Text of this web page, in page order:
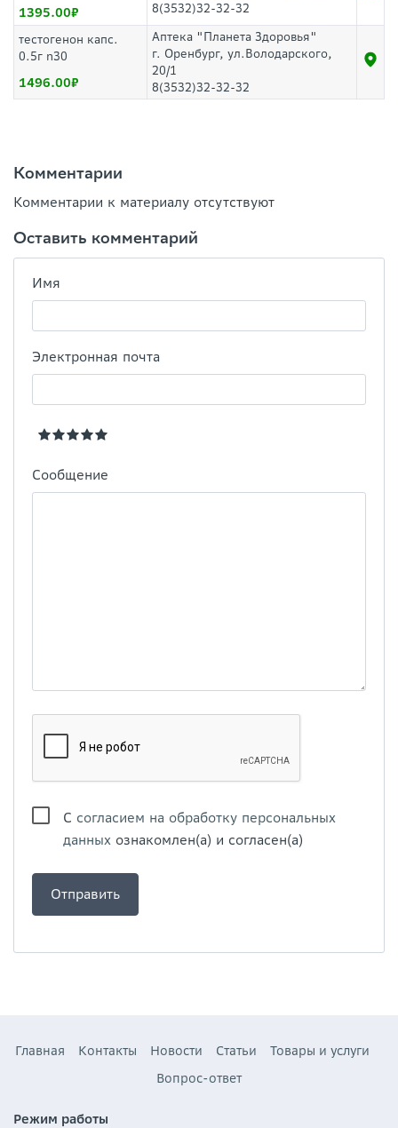
1395.00
8(3532)32-32-32
тестогенон капс.
0.5г n30
1496.00
Аптека "Планета Здоровья"
г. Оренбург, ул.Володарского,
20/1
8(3532)32-32-32
Комментарии
Комментарии к материалу отсутствуют
Оставить комментарий
Имя
Электронная почта
Сообщение
С согласием на обработку персональных
данных ознакомлен(а) и согласен(а)
Главная Контакты Новости Статьи
Товары и услуги
Вопрос-ответ
Режим работы